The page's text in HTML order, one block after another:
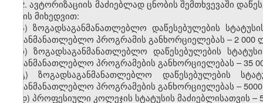
2.ავტორიზაციის მაძიებლად ცნობის შემთხვევაში
სახის მიხედვით:
ა) ზოგადსაგანმანათლებლო დაწესებულების
საგანმანათლებლო პროგრამის განხორციელებას –2000
ბ) ზოგადსაგანმანათლებლო დაწესებულების
საგანმანათლებლო პროგრამების განხორციელებას –35
გ)
ზოგადსაგანმანათლებლო დაწესებულების
საგანმანათლებლო პროგრამების განხორციელებას –
დ) პროფესიული კოლეჯის სტატუსის მაძიებლისათვის –